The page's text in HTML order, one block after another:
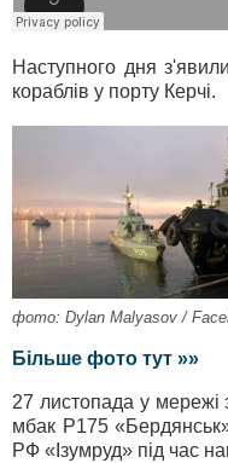
Наступного дня
кораблів у порту Керчі.
фото: Dylan Malyasov /
Більше фото тут »»
27 листопада у
мбак Р175
РФ «Ізумруд» під час